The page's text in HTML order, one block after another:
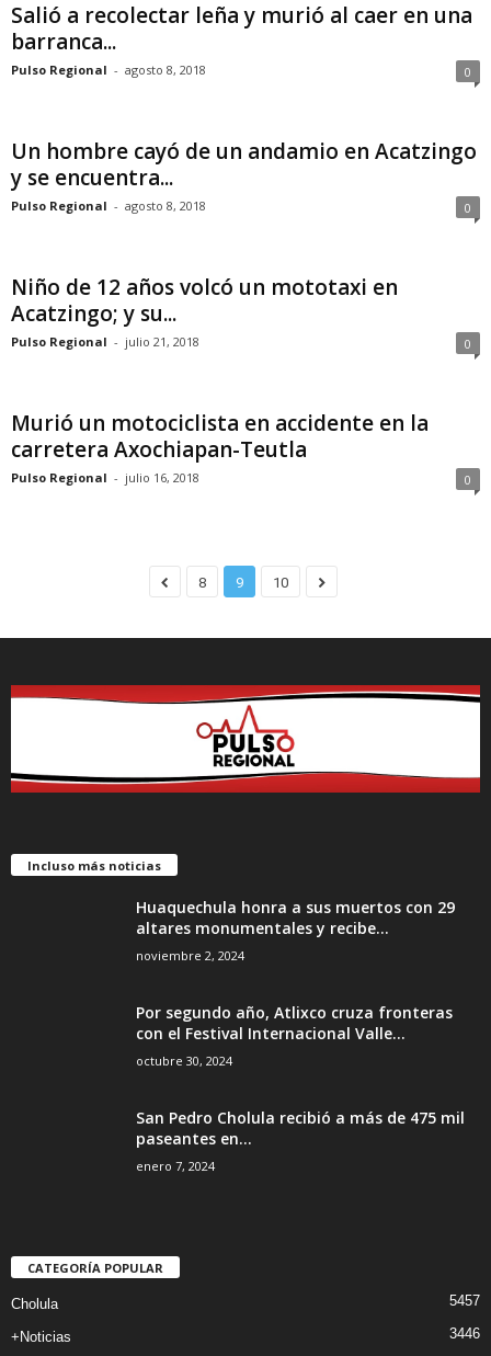
Salió a recolectar leña y murió al caer en una
barranca...
Pulso Regional - agosto 8, 2018 0
Un hombre cayó de un andamio en Acatzingo
y se encuentra...
Pulso Regional - agosto 8, 2018 0
Niño de 12 años volcó un mototaxi en
Acatzingo; y su...
Pulso Regional - julio 21, 2018 0
Murió un motociclista en accidente en la
carretera Axochiapan-Teutla
Pulso Regional - julio 16, 2018 0
8 9 10
Incluso más noticias
Huaquechula honra a sus muertos con 29
altares monumentales y recibe...
noviembre 2, 2024
Por segundo año, Atlixco cruza fronteras
con el Festival Internacional Valle...
octubre 30, 2024
San Pedro Cholula recibió a más de 475 mil
paseantes en...
enero 7, 2024
CATEGORÍA POPULAR
Cholula 5457
+Noticias 3446